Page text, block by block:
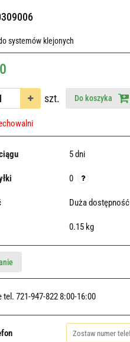
systemów klejonych
szt. Do koszyka
5 dni
0
Duża dostępność
0.15 kg
721-947-822 8:00-16:00